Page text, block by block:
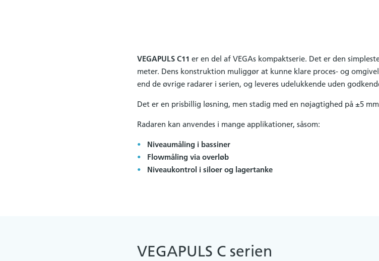
VEGAPULS C11 er en del af VEGAs kompaktserie. Det er den
meter. Dens konstruktion muliggør at kunne klare proces- og
end de øvrige radarer i serien, og leveres udelukkende uden
Det er en prisbillig løsning, men stadig med en nøjagtighed på ±5
Radaren kan anvendes i mange applikationer, såsom:
Niveaumåling i bassiner
Flowmåling via overløb
Niveaukontrol i siloer og lagertanke
VEGAPULS C serien